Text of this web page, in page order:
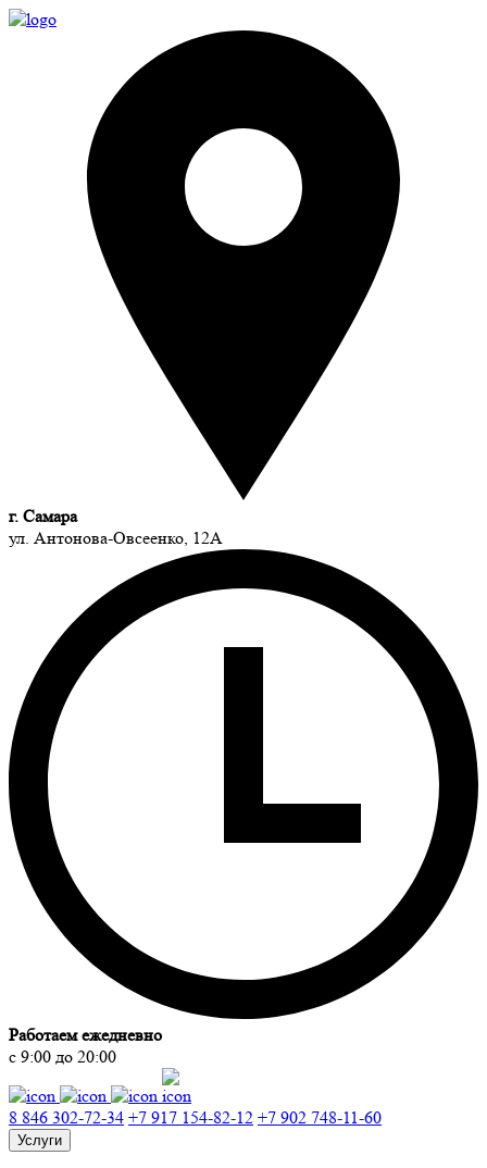
г. Самара
ул. Антонова-Овсеенко, 12А
Работаем ежедневно
с 9:00 до 20:00
8 846 302-72-34 +7 917 154-82-12 +7 902 748-11-60
Услуги